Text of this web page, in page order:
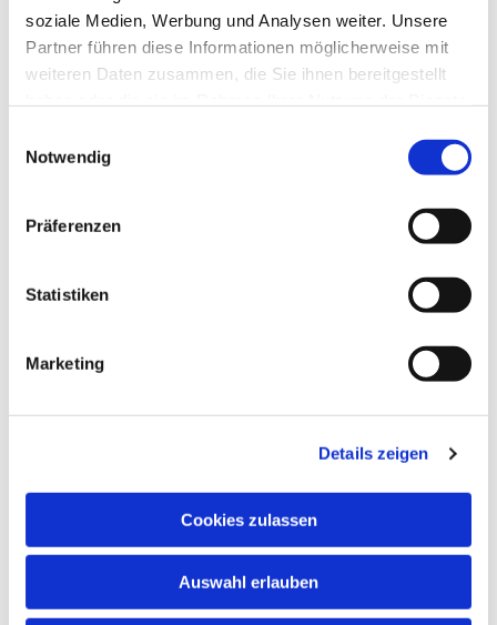
soziale Medien, Werbung und Analysen weiter. Unsere
Partner führen diese Informationen möglicherweise mit
weiteren Daten zusammen, die Sie ihnen bereitgestellt
Notwendig
Präferenzen
Statistiken
Marketing
Details zeigen
Cookies zulassen
Auswahl erlauben
Dies könnte Sie auch
interessieren